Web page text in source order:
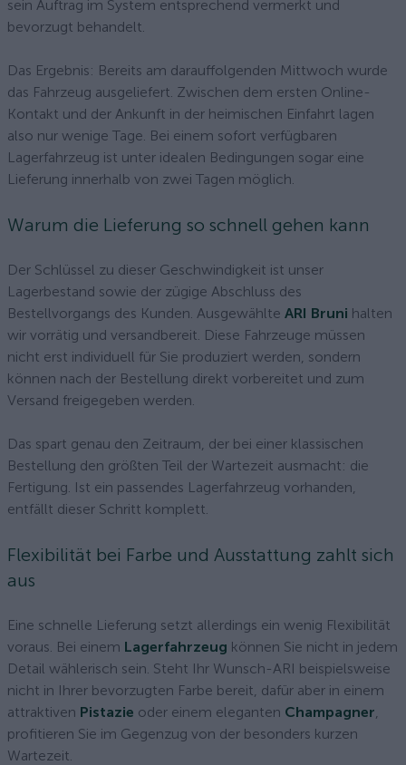
sein Auftrag im System entsprechend vermerkt und
bevorzugt behandelt.
Das Ergebnis: Bereits am darauffolgenden Mittwoch wurde
das Fahrzeug ausgeliefert. Zwischen dem ersten Online-
Kontakt und der Ankunft in der heimischen Einfahrt lagen
also nur wenige Tage. Bei einem sofort verfügbaren
Lagerfahrzeug ist unter idealen Bedingungen sogar eine
Lieferung innerhalb von zwei Tagen möglich.
Warum die Lieferung so schnell gehen kann
Der Schlüssel zu dieser Geschwindigkeit ist unser
Lagerbestand sowie der zügige Abschluss des
Bestellvorgangs des Kunden. Ausgewählte ARI Bruni halten
wir vorrätig und versandbereit. Diese Fahrzeuge müssen
nicht erst individuell für Sie produziert werden, sondern
können nach der Bestellung direkt vorbereitet und zum
Versand freigegeben werden.
Das spart genau den Zeitraum, der bei einer klassischen
Bestellung den größten Teil der Wartezeit ausmacht: die
Fertigung. Ist ein passendes Lagerfahrzeug vorhanden,
entfällt dieser Schritt komplett.
Flexibilität bei Farbe und Ausstattung zahlt sich
aus
Eine schnelle Lieferung setzt allerdings ein wenig Flexibilität
voraus. Bei einem Lagerfahrzeug können Sie nicht in jedem
Detail wählerisch sein. Steht Ihr Wunsch-ARI beispielsweise
nicht in Ihrer bevorzugten Farbe bereit, dafür aber in einem
attraktiven Pistazie oder einem eleganten Champagner,
profitieren Sie im Gegenzug von der besonders kurzen
Wartezeit.